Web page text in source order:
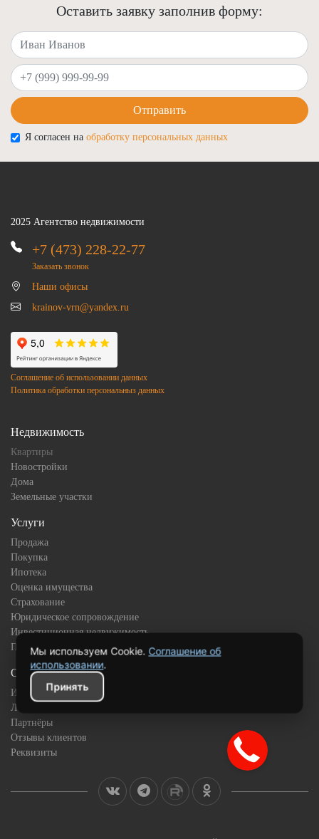
Оставить заявку заполнив форму:
Ваше имя
Ваш телефон
Отправить
Я согласен на обработку персональных данных
2025 Агентство недвижимости
+7 (473) 228-22-77
Заказать звонок
Наши офисы
krainov-vrn@yandex.ru
Соглашение об использовании данных
Политика обработки персональныз данных
Недвижимость
Квартиры
Новостройки
Дома
Земельные участки
Услуги
Продажа
Покупка
Ипотека
Оценка имущества
Страхование
Юридическое сопровождение
Инвестиционная недвижимость
Подбор квартиры в новостройке
О компании
История
Лицензии и сертификаты
Партнёры
Отзывы клиентов
Реквизиты
Мы используем Cookie. Соглашение об
использовании.
Принять